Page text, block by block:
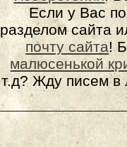
Если у Вас
разделом сайта
почту сайта!
малюсенькой
т.д? Жду писем в